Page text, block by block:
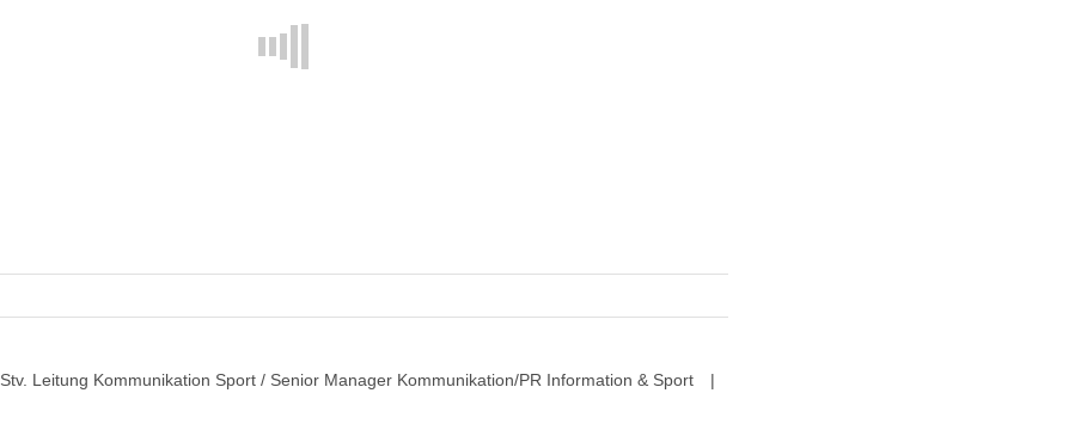
Stv. Leitung Kommunikation Sport / Senior Manager Kommunikation/PR Information & Sport |